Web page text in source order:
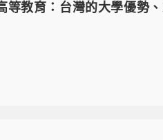
教育：台灣的大學優勢